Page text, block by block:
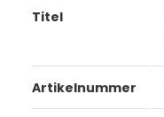
Titel
Artikelnummer